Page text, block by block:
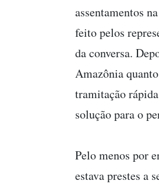
assentamentos
feito pelos
da conversa.
Amazônia
tramitação
solução para o
Pelo menos por
estava prestes a